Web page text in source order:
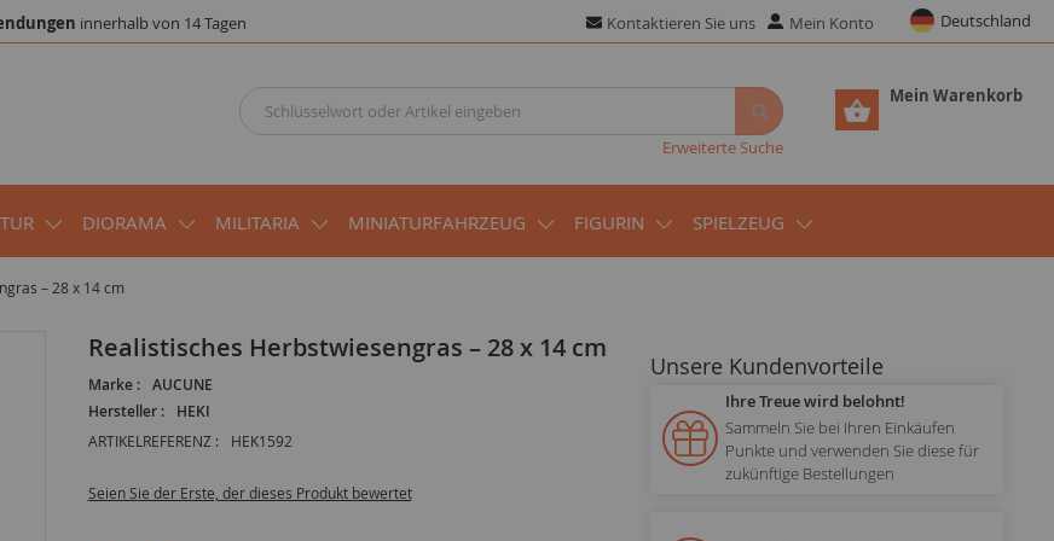
innerhalb von 14 Tagen Kontaktieren Sie uns Mein Konto Deutschland
Mein Warenkorb
Erweiterte Suche
DIORAMA MILITARIA MINIATURFAHRZEUG FIGURIN SPIELZEUG
– 28 x 14 cm
Realistisches Herbstwiesengras – 28 x 14 cm
Marke :
AUCUNE
Hersteller :
HEKI
ARTIKELREFERENZ : HEK1592
Seien Sie der Erste, der dieses Produkt bewertet
Unsere Kundenvorteile
Ihre Treue wird belohnt!
Sammeln Sie bei Ihren Einkäufen
Punkte und verwenden Sie diese für
zukünftige Bestellungen